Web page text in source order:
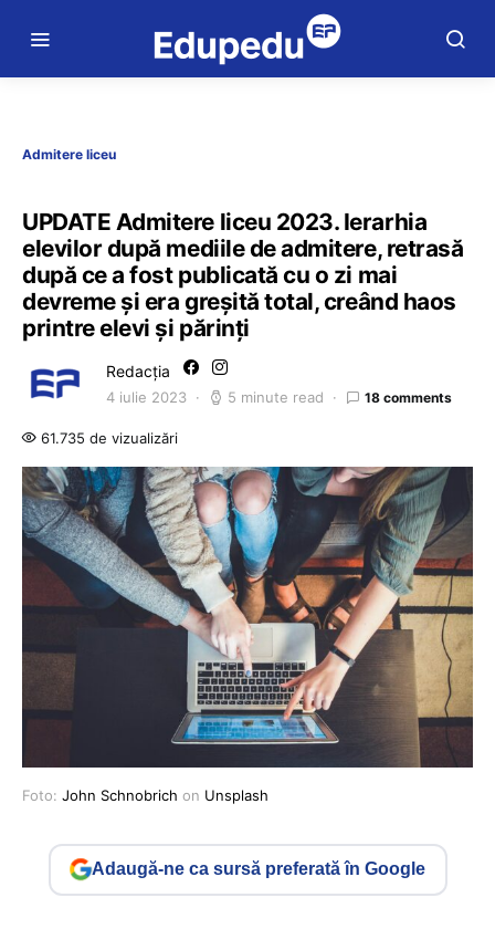
Admitere liceu
UPDATE Admitere liceu 2023. Ierarhia
elevilor după mediile de admitere, retrasă
după ce a fost publicată cu o zi mai
devreme și era greșită total, creând haos
printre elevi și părinți
Redacția
4 iulie 2023 5 minute read 18 comments
61.735 de vizualizări
Foto: John Schnobrich on Unsplash
Adaugă-ne ca sursă preferată în Google